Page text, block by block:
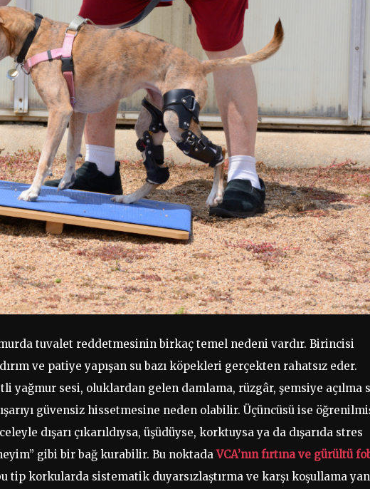
tuvalet reddetmesinin birkaç temel nedeni vardır. Birincisi
ve patiye yapışan su bazı köpekleri gerçekten rahatsız eder.
yağmur sesi, oluklardan gelen damlama, rüzgâr, şemsiye açılma
güvensiz hissetmesine neden olabilir. Üçüncüsü ise
dışarı çıkarıldıysa, üşüdüyse, korktuysa ya da dışarıda stres
gibi bir bağ kurabilir. Bu noktadaVCA’nın fırtına ve gürültü
tip korkularda sistematik duyarsızlaştırma ve karşı koşullama